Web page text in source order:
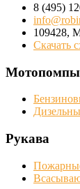
8 (495)
109428,
Скачать
Мотопомпы
Рукава